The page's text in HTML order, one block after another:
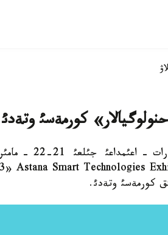
كورمةسئ وتةدئ
كورمةسئ وتةدئ.